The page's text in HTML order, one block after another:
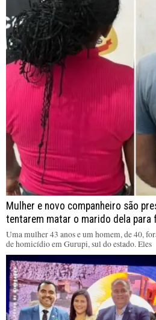
Mulher e novo companheiro são
tentarem matar o marido dela para
Uma mulher 43 anos e um homem, de 40,
de homicídio em Gurupi, sul do estado. Eles